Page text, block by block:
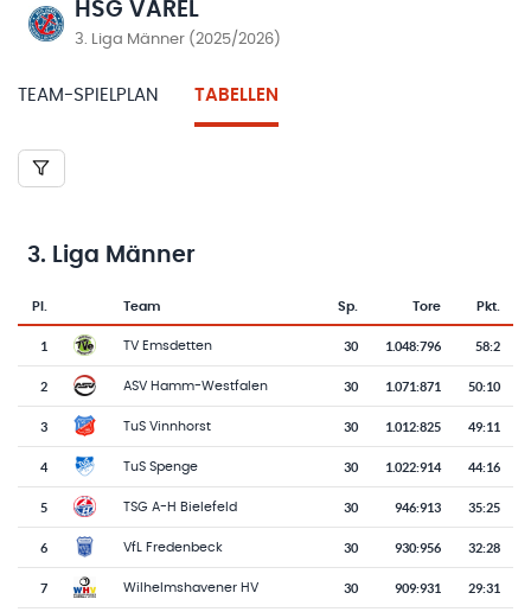
HSG VAREL
3. Liga Männer (2025/2026)
TEAM-SPIELPLAN TABELLEN
3. Liga Männer
Tabelle mit Vereinsplatzierungen, Spielen, Toren und Punkten
Pl.
Team-Logo
Team Sp. Tore Pkt.
1 TV Emsdetten 30 1.048:796 58:2
2 ASV Hamm-Westfalen 30 1.071:871 50:10
3 TuS Vinnhorst 30 1.012:825 49:11
4 TuS Spenge 30 1.022:914 44:16
5 TSG A-H Bielefeld 30 946:913 35:25
6 VfL Fredenbeck 30 930:956 32:28
7 Wilhelmshavener HV 30 909:931 29:31